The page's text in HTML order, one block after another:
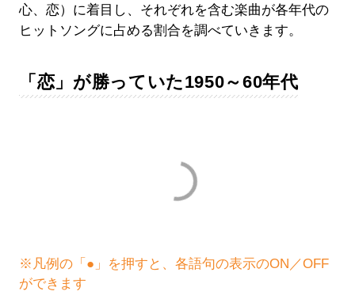
心、恋）に着目し、それぞれを含む楽曲が各年代の
ヒットソングに占める割合を調べていきます。
「恋」が勝っていた1950～60年代
※凡例の「●」を押すと、各語句の表示のON／OFF
ができます